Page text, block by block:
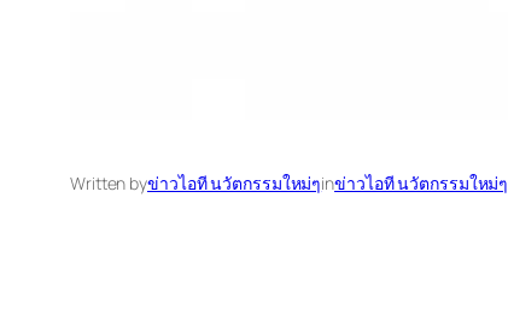
Written byข่าวไอที นวัตกรรมใหม่ๆinข่าวไอที นวัตกรรมใหม่ๆ